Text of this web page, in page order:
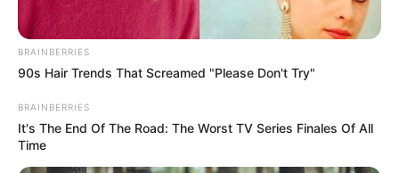
BRAINBERRIES
90s Hair Trends That Screamed "Please Don't Try"
BRAINBERRIES
It's The End Of The Road: The Worst TV Series Finales Of All
Time